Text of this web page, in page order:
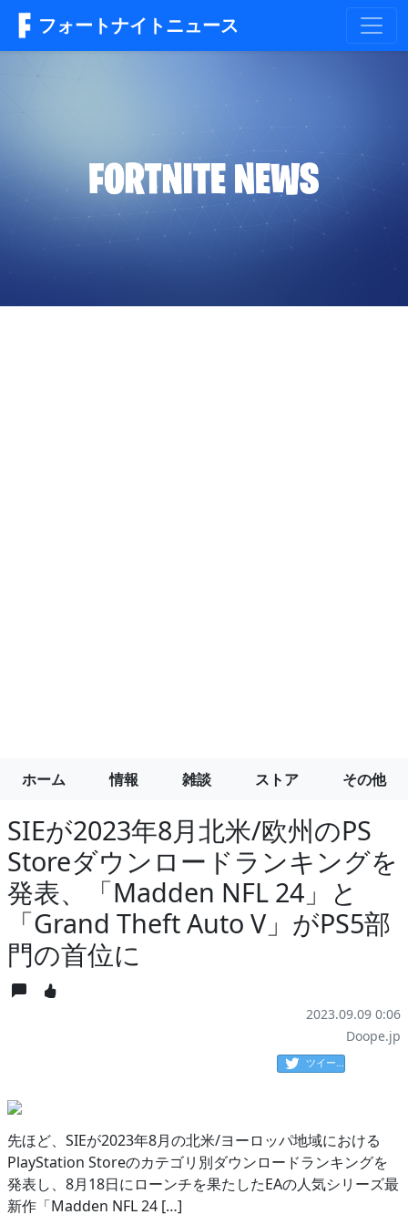
フォートナイトニュース
ホーム 情報 雑談 ストア その他
SIEが2023年8月北米/欧州のPS
Storeダウンロードランキングを
発表、「Madden NFL 24」と
「Grand Theft Auto V」がPS5部
門の首位に
2023.09.09 0:06
Doope.jp
ツイート
先ほど、SIEが2023年8月の北米/ヨーロッパ地域における
PlayStation Storeのカテゴリ別ダウンロードランキングを
発表し、8月18日にローンチを果たしたEAの人気シリーズ最
新作「Madden NFL 24 […]